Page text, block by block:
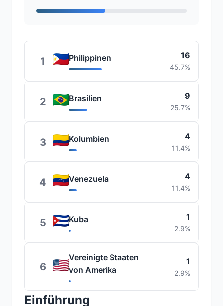
1 Philippinen 16
45.7%
2 Brasilien 9
25.7%
3 Kolumbien 4
11.4%
4 Venezuela 4
11.4%
5 Kuba 1
2.9%
6
Vereinigte Staaten
von Amerika
1
2.9%
Einführung